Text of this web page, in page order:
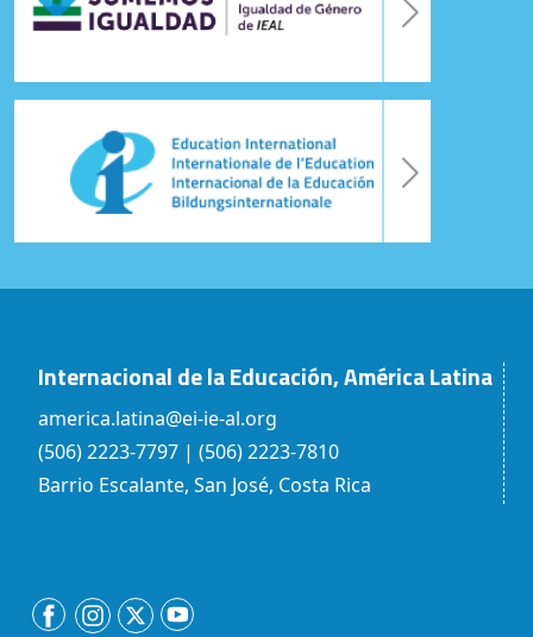
Internacional de la Educación, América Latina
america.latina@ei-ie-al.org
(506) 2223-7797 | (506) 2223-7810
Barrio Escalante, San José, Costa Rica